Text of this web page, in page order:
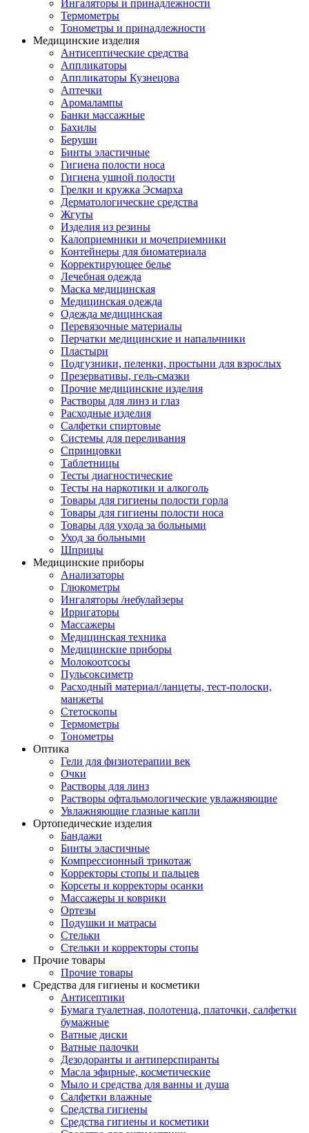
Ингаляторы и принадлежности
Термометры
Тонометры и принадлежности
Медицинские изделия
Антисептические средства
Аппликаторы
Аппликаторы Кузнецова
Аптечки
Аромалампы
Банки массажные
Бахилы
Беруши
Бинты эластичные
Гигиена полости носа
Гигиена ушной полости
Грелки и кружка Эсмарха
Дерматологические средства
Жгуты
Изделия из резины
Калоприемники и мочеприемники
Контейнеры для биоматериала
Корректирующее белье
Лечебная одежда
Маска медицинская
Медицинская одежда
Одежда медицинская
Перевязочные материалы
Перчатки медицинские и напальчники
Пластыри
Подгузники, пеленки, простыни для взрослых
Презервативы, гель-смазки
Прочие медицинские изделия
Растворы для линз и глаз
Расходные изделия
Салфетки спиртовые
Системы для переливания
Спринцовки
Таблетницы
Тесты диагностические
Тесты на наркотики и алкоголь
Товары для гигиены полости горла
Товары для гигиены полости носа
Товары для ухода за больными
Уход за больными
Шприцы
Медицинские приборы
Анализаторы
Глюкометры
Ингаляторы /небулайзеры
Ирригаторы
Массажеры
Медицинская техника
Медицинские приборы
Молокоотсосы
Пульсоксиметр
Расходный материал/ланцеты, тест-полоски,
манжеты
Стетоскопы
Термометры
Тонометры
Оптика
Гели для физиотерапии век
Очки
Растворы для линз
Растворы офтальмологические увлажняющие
Увлажняющие глазные капли
Ортопедические изделия
Бандажи
Бинты эластичные
Компрессионный трикотаж
Корректоры стопы и пальцев
Корсеты и корректоры осанки
Массажеры и коврики
Ортезы
Подушки и матрасы
Стельки
Стельки и корректоры стопы
Прочие товары
Прочие товары
Средства для гигиены и косметики
Антисептики
Бумага туалетная, полотенца, платочки, салфетки
бумажные
Ватные диски
Ватные палочки
Дезодоранты и антиперспиранты
Масла эфирные, косметические
Мыло и средства для ванны и душа
Салфетки влажные
Средства гигиены
Средства гигиены и косметики